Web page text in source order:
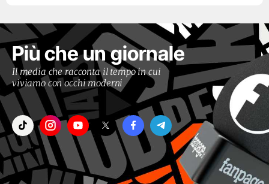
Più che un giornale
Il media che racconta il tempo in cui
viviamo con occhi moderni